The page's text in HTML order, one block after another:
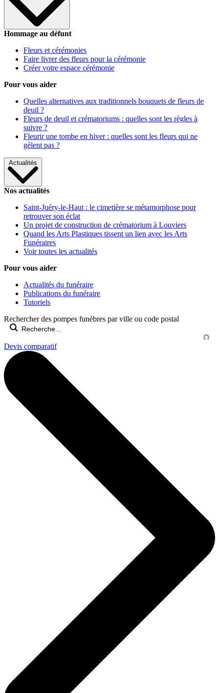
Hommage au défunt
Fleurs et cérémonies
Faire livrer des fleurs pour la cérémonie
Créer votre espace cérémonie
Pour vous aider
Quelles alternatives aux traditionnels bouquets de fleurs de
deuil ?
Fleurs de deuil et crématoriums : quelles sont les règles à
suivre ?
Fleurir une tombe en hiver : quelles sont les fleurs qui ne
gèlent pas ?
Actualités
Nos actualités
Saint-Juéry-le-Haut : le cimetière se métamorphose pour
retrouver son éclat
Un projet de construction de crématorium à Louviers
Quand les Arts Plastiques tissent un lien avec les Arts
Funéraires
Voir toutes les actualités
Pour vous aider
Actualités du funéraire
Publications du funéraire
Tutoriels
Rechercher des pompes funèbres par ville ou code postal
Devis comparatif